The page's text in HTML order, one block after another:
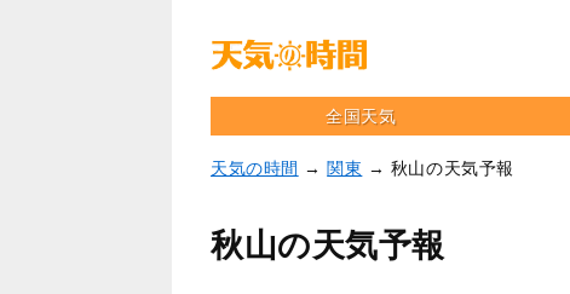
全国天気
天気の時間 → 関東 → 秋山の天気予報
秋山の天気予報